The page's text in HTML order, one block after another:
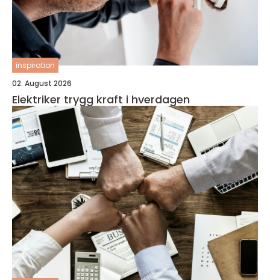
inspiration
02. August 2026
Elektriker trygg kraft i hverdagen